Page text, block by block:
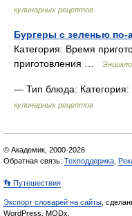
кулинарных рецептов
Бургеры с зеленью по-
Категория: Время
приготовления …
— Тип блюда:
кулинарных рецептов
© Академик, 2000-2026
Обратная связь: Техподдержка
👣 Путешествия
Экспорт словарей на сайты ,
WordPress, MODx.